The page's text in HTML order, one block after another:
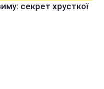
секрет хрусткої